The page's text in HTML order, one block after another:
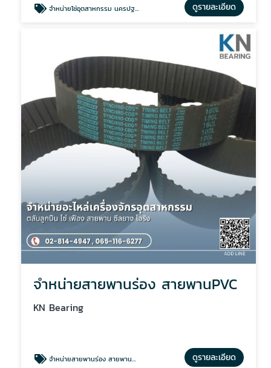
จำหน่ายโซ่อุตสาหกรรม นครปฐม ดูรายละเอียด
จำหน่ายสายพานร่อง สายพานPVC
KN Bearing
จำหน่ายสายพานร่อง สายพานPVC ดูรายละเอียด